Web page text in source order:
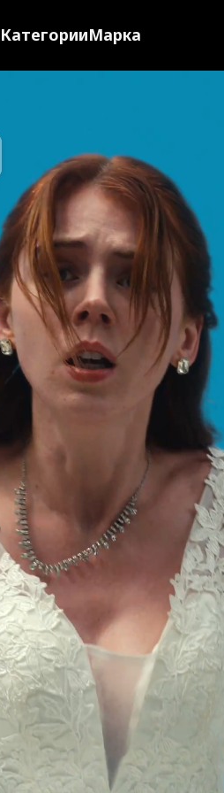
КатегорииМарка